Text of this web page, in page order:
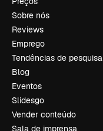
Sobre nós
Reviews
Emprego
Tendências de pesquisa
Blog
Eventos
Slidesgo
Vender conteúdo
Sala de imprensa